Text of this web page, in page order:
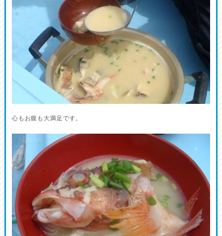
心もお腹も大満足です。